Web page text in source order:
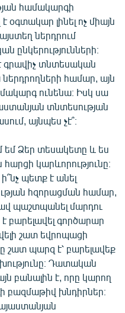
համակարգի
օգտակար լինել ոչ միայն
ներդրում
ընկերությունների։
գրավիչ տնտեսական
համար, այն
ունենա։ Իսկ սա
տնտեսության
այնպես չէ՞։
եմ Ձեր տեսակետը և ես
հարցի կարևորությունը։
պետք է անել
հզորացման համար,
պաշտպանել մարդու
բարելավել գործարար
շատ եվրոպացի
պարզ է՝ բարելավեք
Դատական
բանալին է, որը կարող
բազմաթիվ խնդիրներ։